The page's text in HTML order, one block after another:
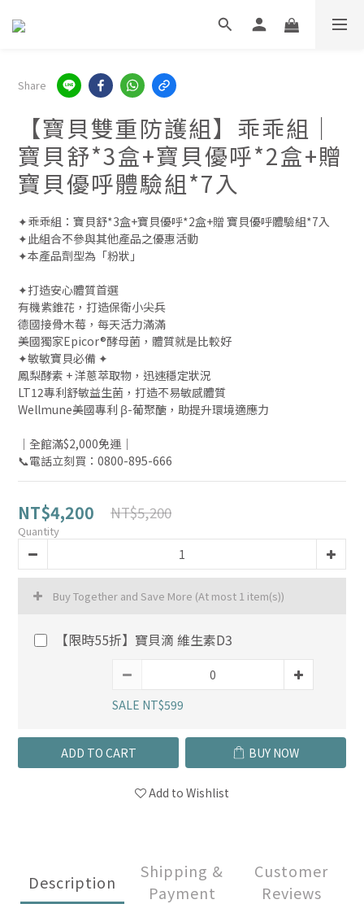
Share
【寶貝雙重防護組】乖乖組｜
寶貝舒*3盒+寶貝優呼*2盒+贈
寶貝優呼體驗組*7入
✦乖乖組：寶貝舒*3盒+寶貝優呼*2盒+贈 寶貝優呼體驗組*7入
✦此組合不參與其他產品之優惠活動
✦本產品劑型為「粉狀」
✦打造安心體質首選
有機紫錐花，打造保衛小尖兵
德國接骨木莓，每天活力滿滿
美國獨家Epicor®酵母菌，體質就是比較好
✦敏敏寶貝必備 ✦
鳳梨酵素 + 洋蔥萃取物，迅速穩定狀況
LT12專利舒敏益生菌，打造不易敏感體質
Wellmune美國專利 β-葡聚醣，助提升環境適應力
｜全館滿$2,000免運｜
📞電話立刻買：0800-895-666
NT$4,200 NT$5,200
Quantity
Buy Together and Save More (At most 1 item(s))
【限時55折】寶貝滴 維生素D3
SALE NT$599
ADD TO CART BUY NOW
Add to Wishlist
Description
Shipping &
Payment
Customer
Reviews